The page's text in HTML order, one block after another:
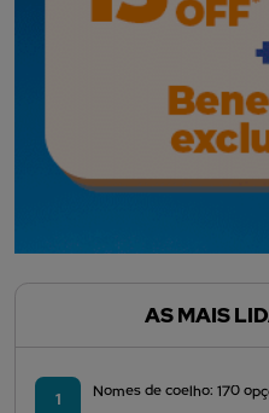
AS MAIS
1 Nomes de coelho: 170